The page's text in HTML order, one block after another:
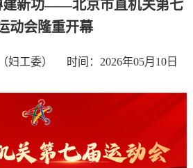
建新功——北京市直机关第七
动会隆重开幕
妇工委） 时间：2026年05月10日